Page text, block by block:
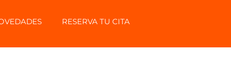
RESERVA TU CITA